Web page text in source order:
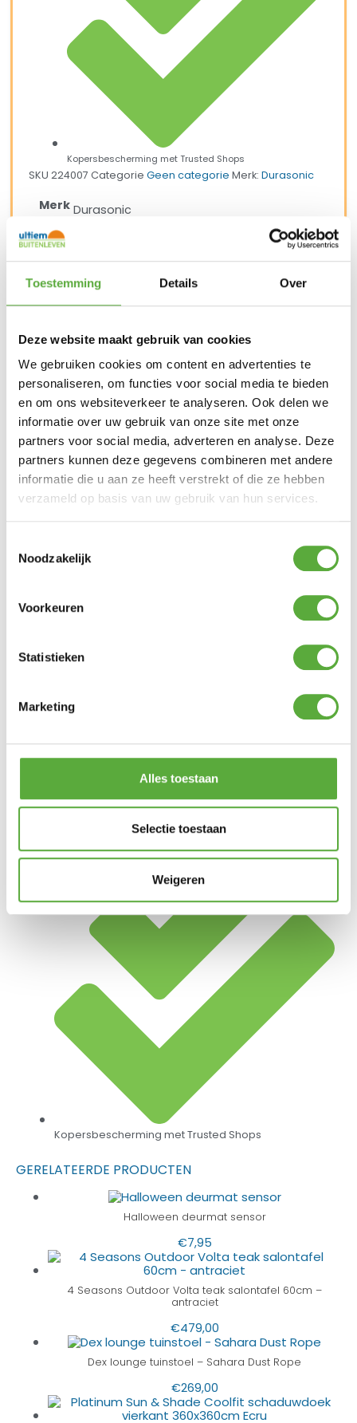
Toestemming Details Over
Deze website maakt gebruik van cookies
We gebruiken cookies om content en advertenties te
personaliseren, om functies voor social media te bieden
en om ons websiteverkeer te analyseren. Ook delen we
informatie over uw gebruik van onze site met onze
partners voor social media, adverteren en analyse. Deze
partners kunnen deze gegevens combineren met andere
informatie die u aan ze heeft verstrekt of die ze hebben
verzameld op basis van uw gebruik van hun services.
Noodzakelijk
Voorkeuren
Statistieken
Marketing
Alles toestaan
Selectie toestaan
Weigeren
Kopersbescherming met Trusted Shops
SKU224007Categorie Geen categorie Merk:Durasonic
Merk Durasonic
SKU
Achteraf betalen mogelijk
Kopersbescherming met Trusted Shops
GERELATEERDE PRODUCTEN
Halloween deurmat sensor
€7,95
4 Seasons Outdoor Volta teak salontafel 60cm –
antraciet
€479,00
Dex lounge tuinstoel – Sahara Dust Rope
€269,00